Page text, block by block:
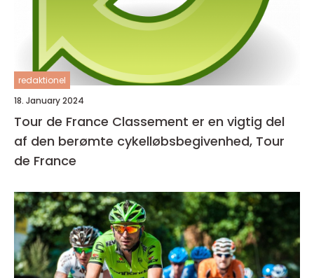
redaktionel
18. January 2024
Tour de France Classement er en vigtig del
af den berømte cykelløbsbegivenhed, Tour
de France